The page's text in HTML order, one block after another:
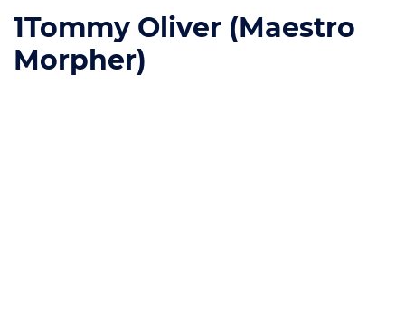
1Tommy Oliver (Maestro
Morpher)